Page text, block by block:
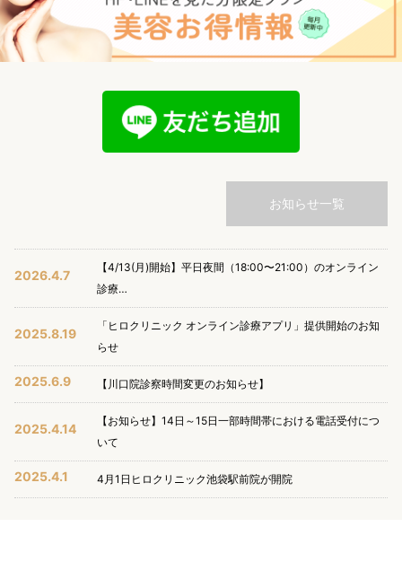
2026.4.7
【4/13(月)開始】平日夜間（18:00〜21:00）のオンライン
診療…
2025.8.19
「ヒロクリニック オンライン診療アプリ」提供開始のお知
らせ
2025.6.9 【川口院診察時間変更のお知らせ】
2025.4.14
【お知らせ】14日～15日一部時間帯における電話受付につ
いて
2025.4.1 4月1日ヒロクリニック池袋駅前院が開院
お知らせ一覧